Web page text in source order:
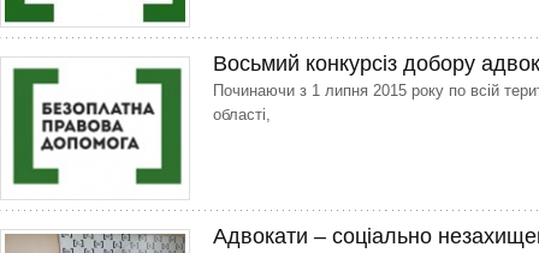
Восьмий конкурсіз добору
Починаючи з 1 липня 2015 року по всій
області,
Адвокати – соціально